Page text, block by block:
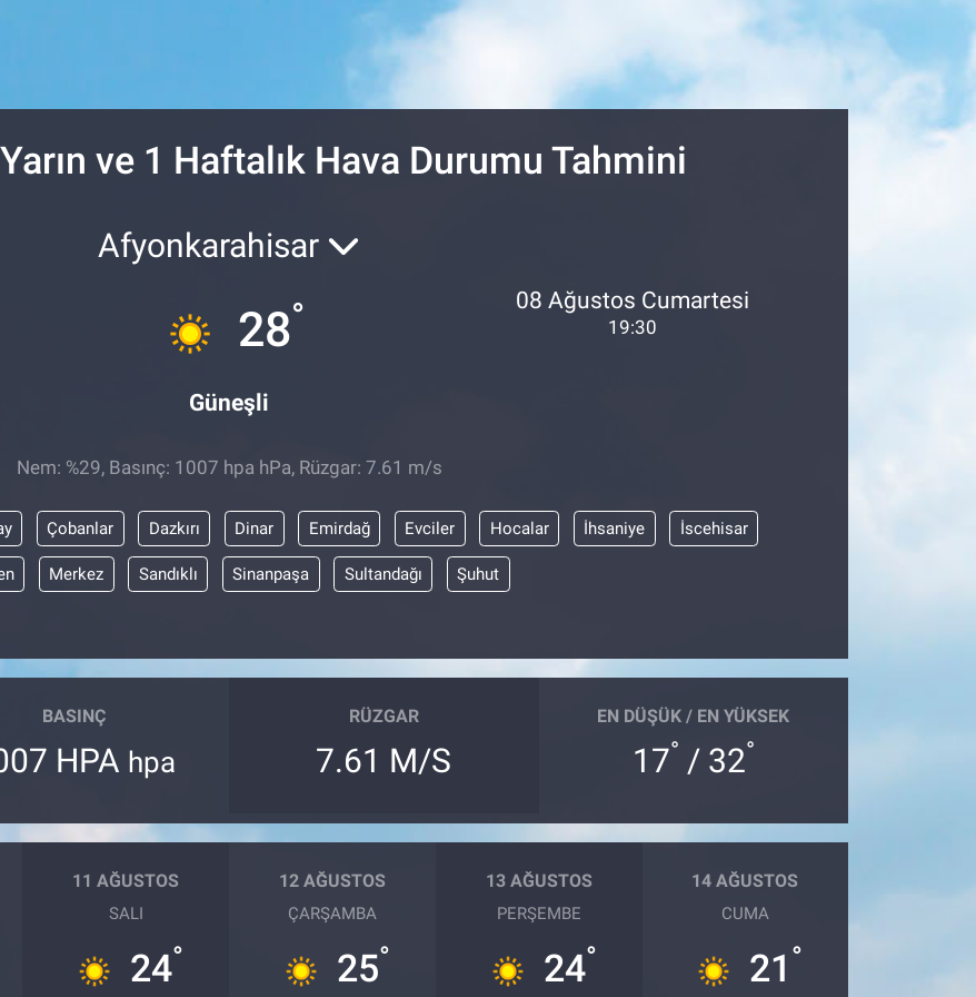
ve 1 Haftalık Hava Durumu Tahmini
Afyonkarahisar
28°
Güneşli
08 Ağustos Cumartesi
19:30
Nem: %29, Basınç: 1007 hpa hPa, Rüzgar: 7.61 m/s
Çobanlar Dazkırı Dinar Emirdağ Evciler Hocalar İhsaniye İscehisar
Merkez Sandıklı Sinanpaşa Sultandağı Şuhut
BASINÇ
HPA hpa
RÜZGAR
7.61 M/S
EN DÜŞÜK / EN YÜKSEK
17° / 32°
11 AĞUSTOS
SALI
24°
12 AĞUSTOS
ÇARŞAMBA
25°
13 AĞUSTOS
PERŞEMBE
24°
14 AĞUSTOS
CUMA
21 °